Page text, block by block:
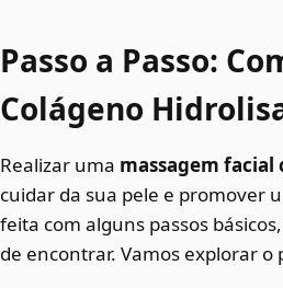
Passo a Passo:
Colágeno
Realizar uma massagem
cuidar da sua pele e promover
feita com alguns passos
de encontrar. Vamos explorar